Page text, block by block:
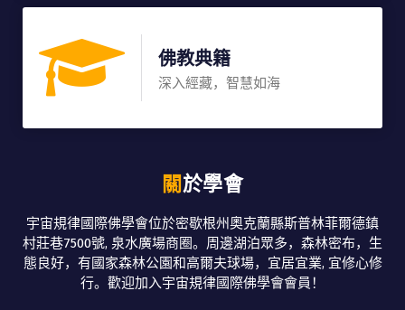
佛教典籍
深入經藏，智慧如海
關於學會
宇宙規律國際佛學會位於密歇根州奧克蘭縣斯普林菲爾德鎮
村莊巷7500號, 泉水廣場商圈。周邊湖泊眾多，森林密布，生
態良好，有國家森林公園和高爾夫球場，宜居宜業, 宜修心修
行。歡迎加入宇宙規律國際佛學會會員！